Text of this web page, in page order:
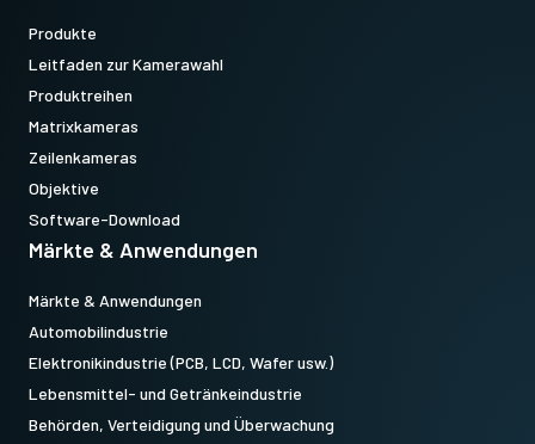
Produkte
Leitfaden zur Kamerawahl
Produktreihen
Matrixkameras
Zeilenkameras
Objektive
Software-Download
Märkte & Anwendungen
Märkte & Anwendungen
Automobilindustrie
Elektronikindustrie (PCB, LCD, Wafer usw.)
Lebensmittel- und Getränkeindustrie
Behörden, Verteidigung und Überwachung